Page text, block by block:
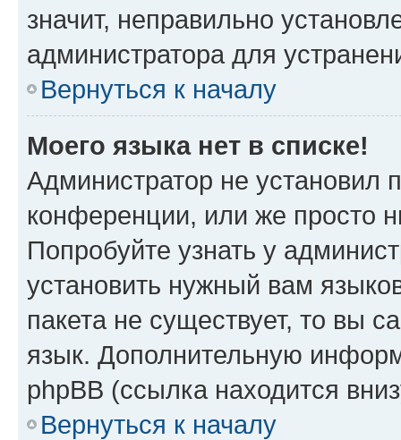
значит, неправильно
администратора для
Вернуться к началу
Моего языка нет в списке!
Администратор не установил
конференции, или же просто
Попробуйте узнать у
установить нужный вам
пакета не существует, то вы
язык. Дополнительную
phpBB (ссылка находится
Вернуться к началу